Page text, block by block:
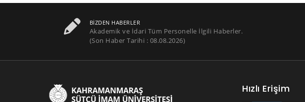
BIZDEN HABERLER
Akademik ve İdari Tüm Personelle İlgili Haberler.
(Son Haber Tarihi : 08.08.2026)
Hızlı Erişim